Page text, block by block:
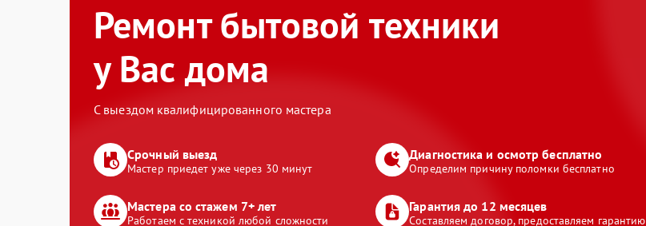
Ремонт бытовой техники
у Вас дома
С выездом квалифицированного мастера
Срочный выезд
Мастер приедет уже через 30 минут
Диагностика и осмотр бесплатно
Определим причину поломки бесплатно
Мастера со стажем 7+ лет
Работаем с техникой любой сложности
Гарантия до 12 месяцев
Составляем договор, предоставляем гарантию